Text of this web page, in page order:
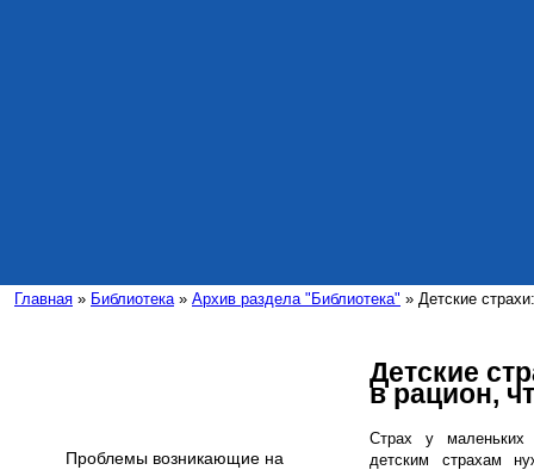
Главная » Библиотека» Архив раздела "Библиотека" » Детские
Проблемы возникающие на
Детские
в рацион,
Страх у
детским страхам